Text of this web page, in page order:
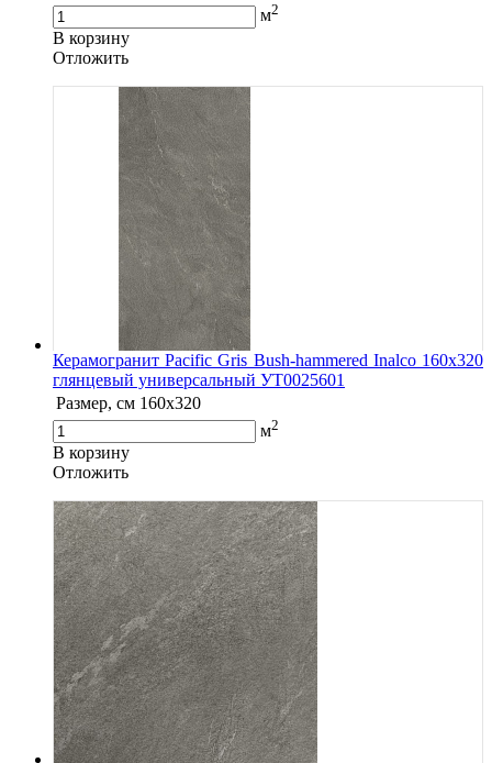
м2
В корзину
Oтложить
Керамогранит Pacific Gris Bush-hammered Inalco 160x320
глянцевый универсальный УТ0025601
Размер, см 160x320
м2
В корзину
Oтложить